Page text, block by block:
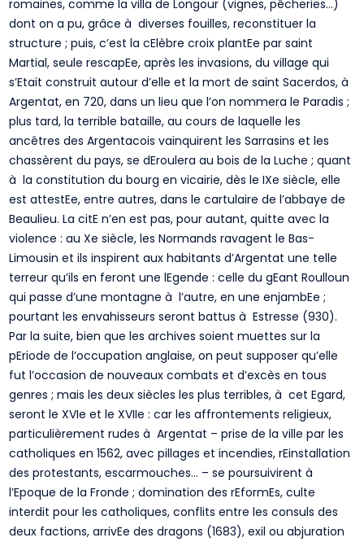
romaines, comme la villa de Longour (vignes, pêcheries…)
dont on a pu, grâce à diverses fouilles, reconstituer la
structure ; puis, c’est la cElèbre croix plantEe par saint
Martial, seule rescapEe, après les invasions, du village qui
s’Etait construit autour d’elle et la mort de saint Sacerdos, à
Argentat, en 720, dans un lieu que l’on nommera le Paradis ;
plus tard, la terrible bataille, au cours de laquelle les
ancêtres des Argentacois vainquirent les Sarrasins et les
chassèrent du pays, se dEroulera au bois de la Luche ; quant
à la constitution du bourg en vicairie, dès le IXe siècle, elle
est attestEe, entre autres, dans le cartulaire de l’abbaye de
Beaulieu. La citE n’en est pas, pour autant, quitte avec la
violence : au Xe siècle, les Normands ravagent le Bas-
Limousin et ils inspirent aux habitants d’Argentat une telle
terreur qu’ils en feront une lEgende : celle du gEant Roulloun
qui passe d’une montagne à l’autre, en une enjambEe ;
pourtant les envahisseurs seront battus à Estresse (930).
Par la suite, bien que les archives soient muettes sur la
pEriode de l’occupation anglaise, on peut supposer qu’elle
fut l’occasion de nouveaux combats et d’excès en tous
genres ; mais les deux siècles les plus terribles, à cet Egard,
seront le XVIe et le XVIIe : car les affrontements religieux,
particulièrement rudes à Argentat – prise de la ville par les
catholiques en 1562, avec pillages et incendies, rEinstallation
des protestants, escarmouches… – se poursuivirent à
l’Epoque de la Fronde ; domination des rEformEs, culte
interdit pour les catholiques, conflits entre les consuls des
deux factions, arrivEe des dragons (1683), exil ou abjuration